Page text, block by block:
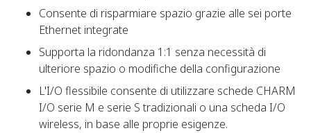
Consente di risparmiare spazio grazie alle sei porte
Ethernet integrate
Supporta la ridondanza 1:1 senza necessità di
ulteriore spazio o modifiche della configurazione
L'I/O flessibile consente di utilizzare schede CHARM
I/O serie M e serie S tradizionali o una scheda I/O
wireless, in base alle proprie esigenze.